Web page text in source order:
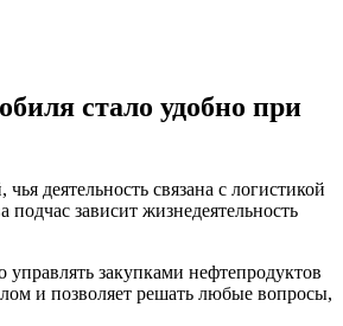
стало удобно при
деятельность связана с логистикой
зависит жизнедеятельность
закупками нефтепродуктов
и позволяет решать любые вопросы,